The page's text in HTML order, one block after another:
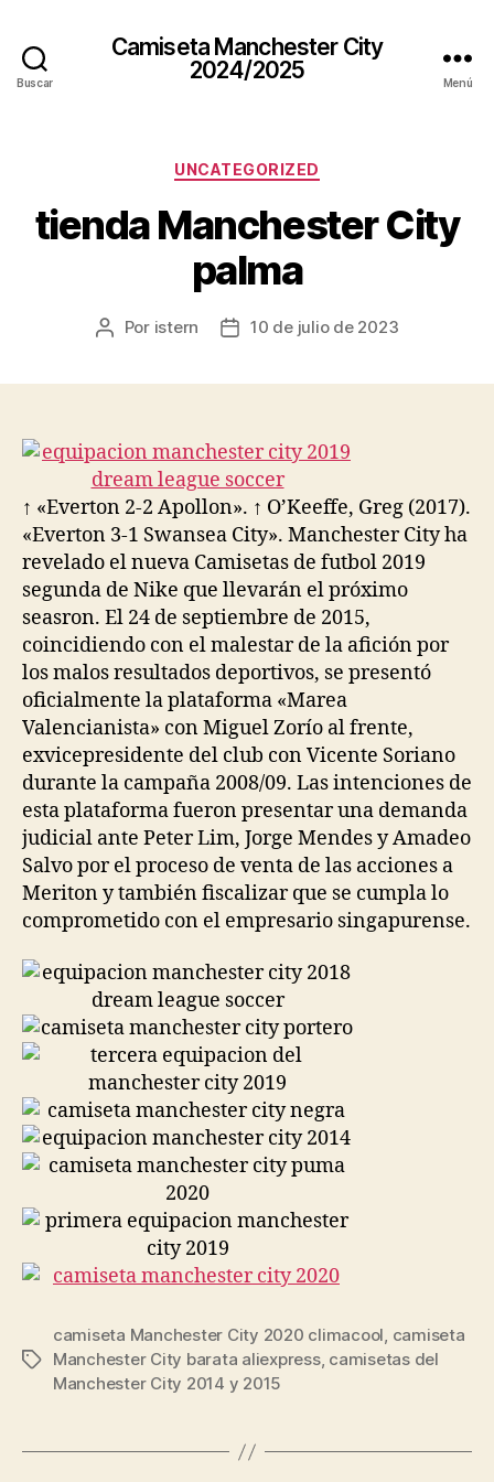
Buscar
Camiseta Manchester City
2024/2025
Menú
Categorías
UNCATEGORIZED
tienda Manchester City
palma
Autor
Por istern
Fecha10 de julio de 2023
↑ «Everton 2-2 Apollon». ↑ O’Keeffe, Greg (2017).
«Everton 3-1 Swansea City». Manchester City ha
revelado el nueva Camisetas de futbol 2019
segunda de Nike que llevarán el próximo
seasron. El 24 de septiembre de 2015,
coincidiendo con el malestar de la afición por
los malos resultados deportivos, se presentó
oficialmente la plataforma «Marea
Valencianista» con Miguel Zorío al frente,
exvicepresidente del club con Vicente Soriano
durante la campaña 2008/09. Las intenciones de
esta plataforma fueron presentar una demanda
judicial ante Peter Lim, Jorge Mendes y Amadeo
Salvo por el proceso de venta de las acciones a
Meriton y también fiscalizar que se cumpla lo
comprometido con el empresario singapurense.
Etiquetas
camiseta Manchester City 2020 climacool, camiseta
Manchester City barata aliexpress, camisetas del
Manchester City 2014 y 2015